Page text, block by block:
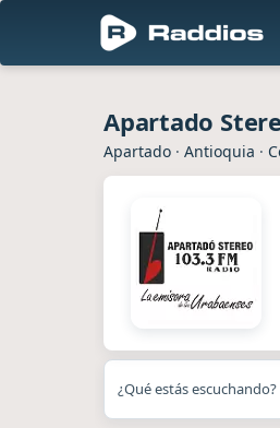
Apartado
Apartado · Antioquia ·
¿Qué estás escuchando?